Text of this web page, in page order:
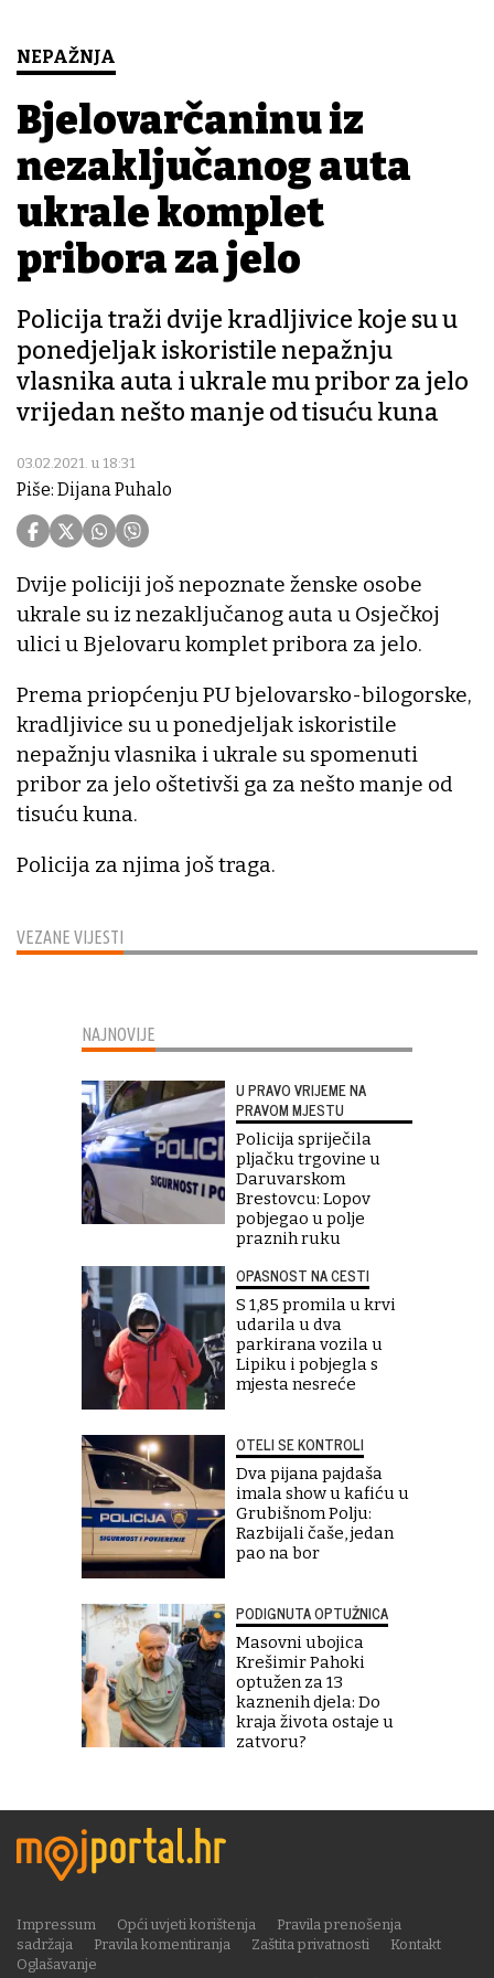
NEPAŽNJA
Bjelovarčaninu iz
nezaključanog auta
ukrale komplet
pribora za jelo
Policija traži dvije kradljivice koje su u
ponedjeljak iskoristile nepažnju
vlasnika auta i ukrale mu pribor za jelo
vrijedan nešto manje od tisuću kuna
03.02.2021. u 18:31
Piše: Dijana Puhalo
VEZANE VIJESTI
Dvije policiji još nepoznate ženske osobe
ukrale su iz nezaključanog auta u Osječkoj
ulici u Bjelovaru komplet pribora za jelo.
Prema priopćenju PU bjelovarsko-bilogorske,
kradljivice su u ponedjeljak iskoristile
nepažnju vlasnika i ukrale su spomenuti
pribor za jelo oštetivši ga za nešto manje od
tisuću kuna.
Policija za njima još traga.
NAJNOVIJE
U PRAVO VRIJEME NA
PRAVOM MJESTU
Policija spriječila
pljačku trgovine u
Daruvarskom
Brestovcu: Lopov
pobjegao u polje
praznih ruku
OPASNOST NA CESTI
S 1,85 promila u krvi
udarila u dva
parkirana vozila u
Lipiku i pobjegla s
mjesta nesreće
OTELI SE KONTROLI
Dva pijana pajdaša
imala show u kafiću u
Grubišnom Polju:
Razbijali čaše, jedan
pao na bor
PODIGNUTA OPTUŽNICA
Masovni ubojica
Krešimir Pahoki
optužen za 13
kaznenih djela: Do
kraja života ostaje u
zatvoru?
Impressum Opći uvjeti korištenja
Pravila prenošenja
sadržaja
Pravila komentiranja Zaštita privatnosti
Kontakt
Oglašavanje